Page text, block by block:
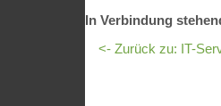
In Verbindung
<- Zurück zu: IT-